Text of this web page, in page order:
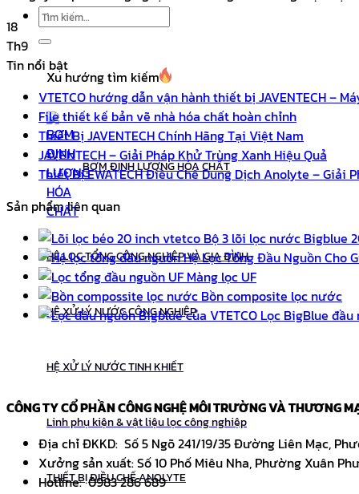
Tìm
kiếm:
Xu hướng tìm kiếm
BƠM ĐỊNH LƯỢNG HÓA CHẤT
HỆ LỌC TỔNG CÔNG NGHIỆP VÀ GIA ĐÌNH
HỆ XỬ LÝ NƯỚC CÔNG NGHIỆP
HỆ XỬ LÝ NƯỚC TINH KHIẾT
Linh phụ kiện & vật liệu lọc công nghiệp
THIẾT BỊ ĐIỀU CHẾ ANOLYTE
18
Th9
Tin nổi bật
VTETCO hướng dẫn vận hành thiết bị JAVENTECH –
File thiết kế bản vẽ nhà hóa chất hoàn chỉnh
Thiết Bị JAVENTECH Chính Hãng Tại Việt Nam
JAVENTECH – Giải Pháp Khử Trùng Xanh Hiệu Quả
Thiết Bị EWATECH Điều Chế Dung Dịch Anolyte – Giải
Sản phẩm liên quan
Bộ 3 lõi lọc nước Bigblue
Hệ Lọc Tổng Đầu Nguồn Cho
Màng lọc UF
Bồn composite lọc nước
Lọc BigBlue đầu
CÔNG TY CỔ PHẦN CÔNG NGHỆ MÔI TRƯỜNG VÀ THƯƠNG
Địa chỉ ĐKKD: Số 5 Ngõ 241/19/35 Đường Liên Mạc,
Xưởng sản xuất: Số 10 Phố Miêu Nha, Phường Xuân
Hotline: 0983 286 689